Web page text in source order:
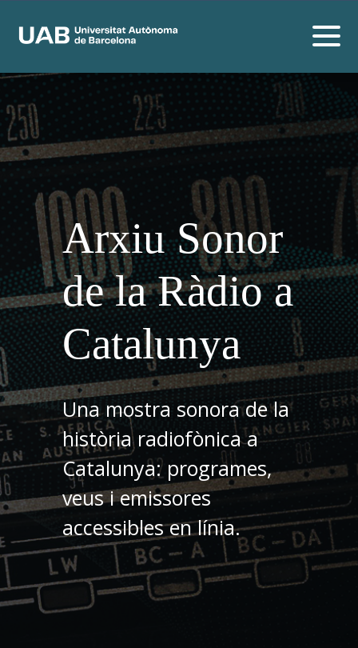
Arxiu Sonor
de la Ràdio a
Catalunya
Una mostra sonora de la
història radiofònica a
Catalunya: programes,
veus i emissores
accessibles en línia.